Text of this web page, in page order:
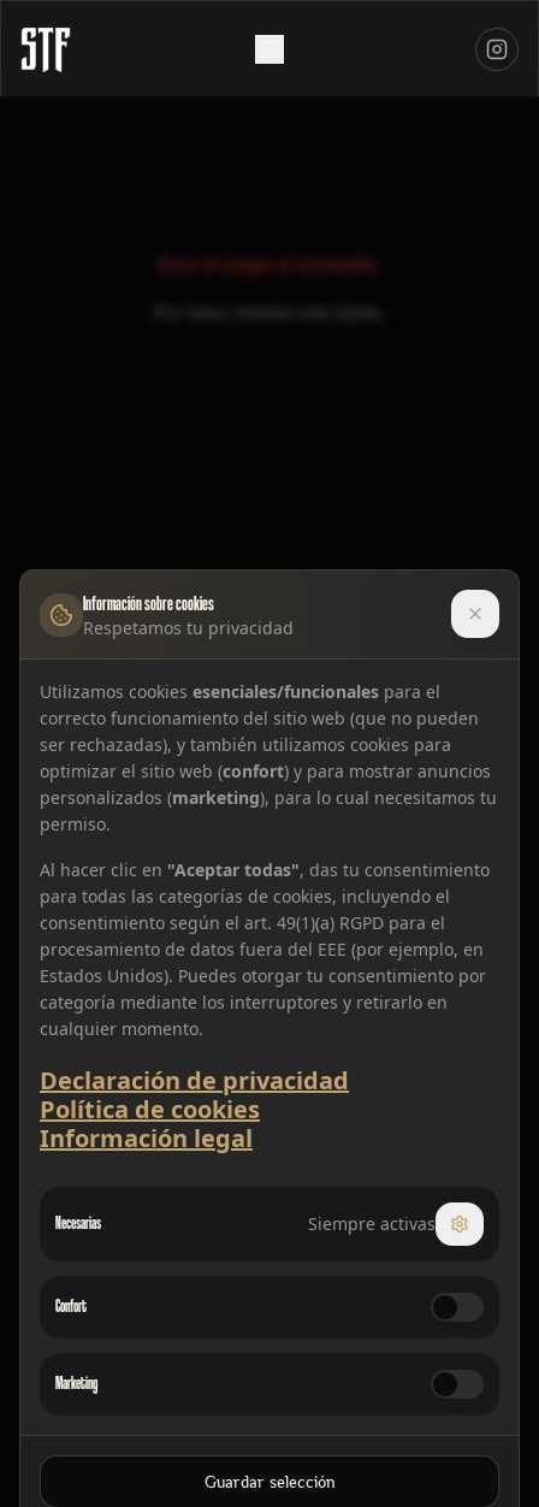
Información sobre cookies
Respetamos tu privacidad
Utilizamos cookies esenciales/funcionales para el
correcto funcionamiento del sitio web (que no pueden
ser rechazadas), y también utilizamos cookies para
optimizar el sitio web (confort) y para mostrar anuncios
personalizados (marketing), para lo cual necesitamos tu
permiso.
Al hacer clic en "Aceptar todas", das tu consentimiento
para todas las categorías de cookies, incluyendo el
consentimiento según el art. 49(1)(a) RGPD para el
procesamiento de datos fuera del EEE (por ejemplo, en
Estados Unidos). Puedes otorgar tu consentimiento por
categoría mediante los interruptores y retirarlo en
cualquier momento.
Declaración de privacidad
Política de cookies
Información legal
Necesarias Siempre activas
Confort
Marketing
Guardar selección
Error al cargar el contenido.